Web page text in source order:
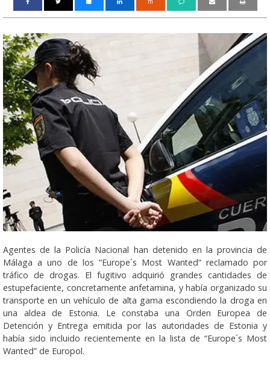
Agentes de la Policía Nacional han detenido en la provincia de
Málaga a uno de los “Europe´s Most Wanted” reclamado por
tráfico de drogas. El fugitivo adquirió grandes cantidades de
estupefaciente, concretamente anfetamina, y había organizado su
transporte en un vehículo de alta gama escondiendo la droga en
una aldea de Estonia. Le constaba una Orden Europea de
Detención y Entrega emitida por las autoridades de Estonia y
había sido incluido recientemente en la lista de “Europe´s Most
Wanted” de Europol.